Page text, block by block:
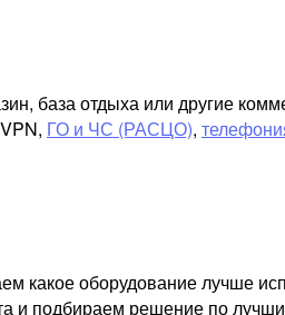
база отдыха или другие
ГО и ЧС (РАСЦО),
оборудование лучше
и подбираем решение по